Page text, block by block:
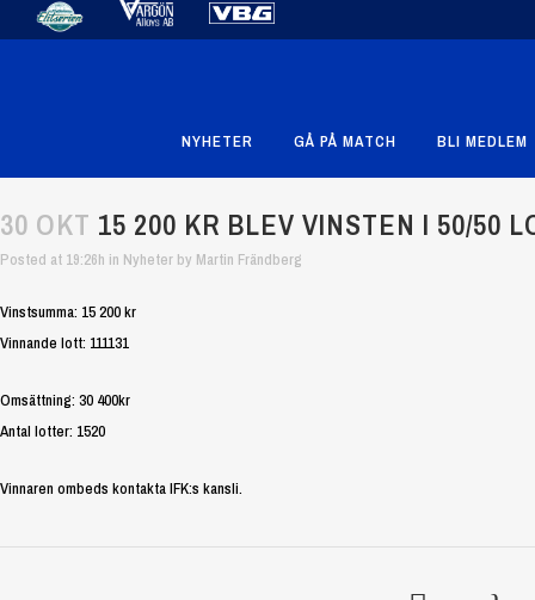
NYHETER GÅ PÅ MATCH BLI MEDLEM
30 OKT 15 200 KR BLEV VINSTEN I 50/50
Posted at 19:26h in Nyheter by Martin Frändberg
Vinstsumma: 15 200 kr
Vinnande lott: 111131
Omsättning: 30 400kr
Antal lotter: 1520
Vinnaren ombeds kontakta IFK:s kansli.